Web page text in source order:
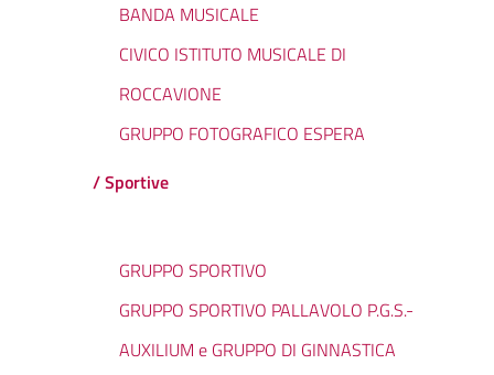
BANDA MUSICALE
CIVICO ISTITUTO MUSICALE DI
ROCCAVIONE
GRUPPO FOTOGRAFICO ESPERA
/ Sportive
GRUPPO SPORTIVO
GRUPPO SPORTIVO PALLAVOLO P.G.S.-
AUXILIUM e GRUPPO DI GINNASTICA